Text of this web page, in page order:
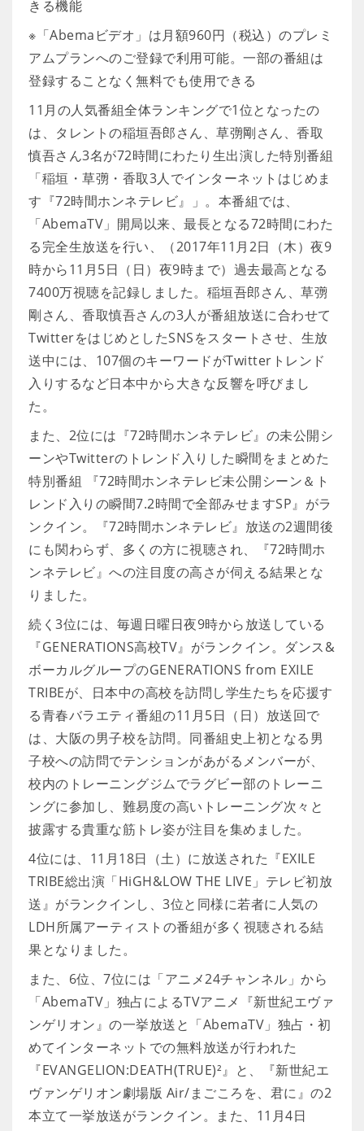
きる機能
※「Abemaビデオ」は月額960円（税込）のプレミ
アムプランへのご登録で利用可能。一部の番組は
登録することなく無料でも使用できる
11月の人気番組全体ランキングで1位となったの
は、タレントの稲垣吾郎さん、草彅剛さん、香取
慎吾さん3名が72時間にわたり生出演した特別番組
「稲垣・草彅・香取3人でインターネットはじめま
す『72時間ホンネテレビ』」。本番組では、
「AbemaTV」開局以来、最長となる72時間にわた
る完全生放送を行い、（2017年11月2日（木）夜9
時から11月5日（日）夜9時まで）過去最高となる
7400万視聴を記録しました。稲垣吾郎さん、草彅
剛さん、香取慎吾さんの3人が番組放送に合わせて
TwitterをはじめとしたSNSをスタートさせ、生放
送中には、107個のキーワードがTwitterトレンド
入りするなど日本中から大きな反響を呼びまし
た。
また、2位には『72時間ホンネテレビ』の未公開シ
ーンやTwitterのトレンド入りした瞬間をまとめた
特別番組 『72時間ホンネテレビ未公開シーン＆ト
レンド入りの瞬間7.2時間で全部みせますSP』がラ
ンクイン。『72時間ホンネテレビ』放送の2週間後
にも関わらず、多くの方に視聴され、『72時間ホ
ンネテレビ』への注目度の高さが伺える結果とな
りました。
続く3位には、毎週日曜日夜9時から放送している
『GENERATIONS高校TV』がランクイン。ダンス&
ボーカルグループのGENERATIONS from EXILE
TRIBEが、日本中の高校を訪問し学生たちを応援す
る青春バラエティ番組の11月5日（日）放送回で
は、大阪の男子校を訪問。同番組史上初となる男
子校への訪問でテンションがあがるメンバーが、
校内のトレーニングジムでラグビー部のトレーニ
ングに参加し、難易度の高いトレーニング次々と
披露する貴重な筋トレ姿が注目を集めました。
4位には、11月18日（土）に放送された『EXILE
TRIBE総出演「HiGH&LOW THE LIVE」テレビ初放
送』がランクインし、3位と同様に若者に人気の
LDH所属アーティストの番組が多く視聴される結
果となりました。
また、6位、7位には「アニメ24チャンネル」から
「AbemaTV」独占によるTVアニメ『新世紀エヴァ
ンゲリオン』の一挙放送と「AbemaTV」独占・初
めてインターネットでの無料放送が行われた
『EVANGELION:DEATH(TRUE)²』と、『新世紀エ
ヴァンゲリオン劇場版 Air/まごころを、君に』の2
本立て一挙放送がランクイン。また、11月4日